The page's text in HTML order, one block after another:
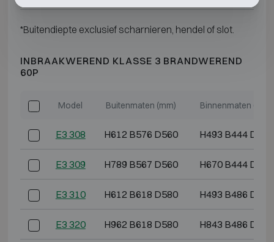
*Buitendiepte exclusief scharnieren, hendel of slot.
INBRAAKWEREND KLASSE 3 BRANDWEREND
60P
Model Buitenmaten (mm) Binnenmaten (mm)
E3 308 H612 B576 D560 H493 B444 D344
E3 309 H789 B567 D560 H670 B444 D344
E3 310 H612 B618 D580 H493 B486 D364
E3 320 H962 B618 D580 H843 B486 D364